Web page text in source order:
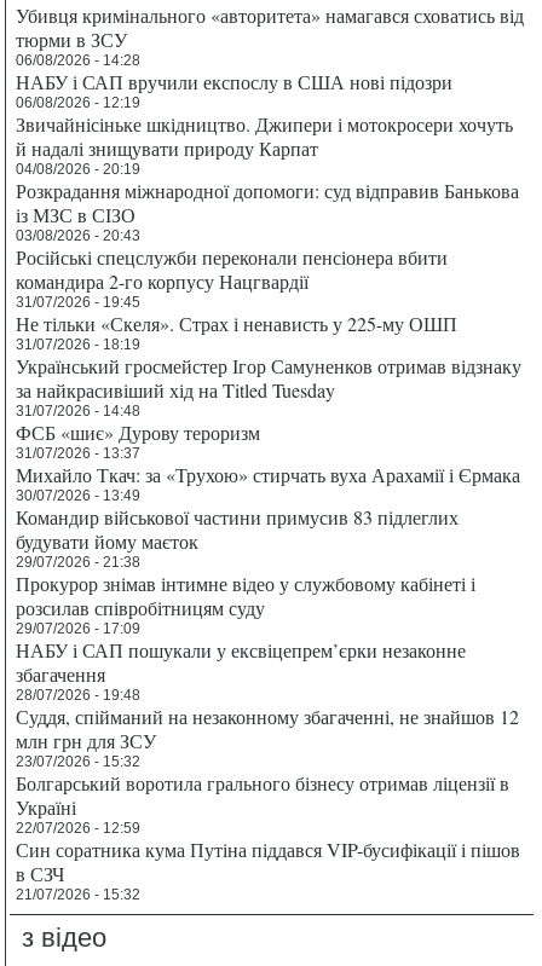
Убивця кримінального «авторитета» намагався сховатись від
тюрми в ЗСУ
06/08/2026 - 14:28
НАБУ і САП вручили експослу в США нові підозри
06/08/2026 - 12:19
Звичайнісіньке шкідництво. Джипери і мотокросери хочуть
й надалі знищувати природу Карпат
04/08/2026 - 20:19
Розкрадання міжнародної допомоги: суд відправив Банькова
із МЗС в СІЗО
03/08/2026 - 20:43
Російські спецслужби переконали пенсіонера вбити
командира 2-го корпусу Нацгвардії
31/07/2026 - 19:45
Не тільки «Скеля». Страх і ненависть у 225-му ОШП
31/07/2026 - 18:19
Український гросмейстер Ігор Самуненков отримав відзнаку
за найкрасивіший хід на Titled Tuesday
31/07/2026 - 14:48
ФСБ «шиє» Дурову тероризм
31/07/2026 - 13:37
Михайло Ткач: за «Трухою» стирчать вуха Арахамії і Єрмака
30/07/2026 - 13:49
Командир військової частини примусив 83 підлеглих
будувати йому маєток
29/07/2026 - 21:38
Прокурор знімав інтимне відео у службовому кабінеті і
розсилав співробітницям суду
29/07/2026 - 17:09
НАБУ і САП пошукали у ексвіцепрем’єрки незаконне
збагачення
28/07/2026 - 19:48
Суддя, спійманий на незаконному збагаченні, не знайшов 12
млн грн для ЗСУ
23/07/2026 - 15:32
Болгарський воротила грального бізнесу отримав ліцензії в
Україні
22/07/2026 - 12:59
Син соратника кума Путіна піддався VIP-бусифікації і пішов
в СЗЧ
21/07/2026 - 15:32
з відео